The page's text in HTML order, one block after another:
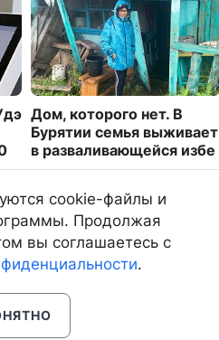
Дом, которого нет. В
Бурятии семья выживает
в разваливающейся избе
cookie-файлы и
Продолжая
вы соглашаетесь с
.